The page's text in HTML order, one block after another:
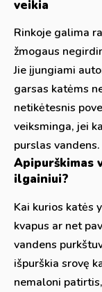
veikia
Rinkoje galima
žmogaus
Jie įjungiami
garsas katėms
netikėtesnis
veiksminga, jei
purslas vandens.
Apipurškimas
ilgainiui?
Kai kurios katės
kvapus ar net
vandens
išpurškia srovę
nemaloni